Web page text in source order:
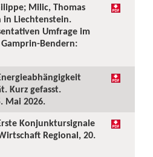
Milic, Thomas
in Liechtenstein.
Umfrage im
Bendern:
Kurz gefasst.
Mai 2026.
Konjunktursignale
Regional, 20.